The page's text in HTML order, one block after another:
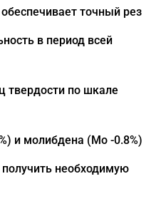
точный рез
в период всей
твердости по шкале
и молибдена (Mo -0.8%)
необходимую